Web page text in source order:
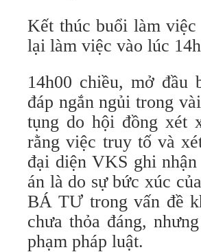
Kết thúc buổi làm
lại làm việc vào lúc
14h00 chiều, mở
đáp ngắn ngủi trong
tụng do hội đồng xét
rằng việc truy tố và
đại diện VKS ghi
án là do sự bức xúc
BÁ TƯ trong vấn đề
chưa thỏa đáng,
phạm pháp luật.